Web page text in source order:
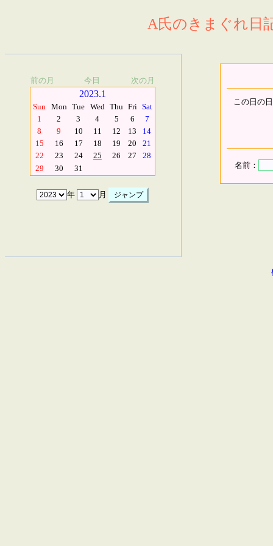
A氏のきまぐれ日
前の月 今日 次の月
2023.1
Sun Mon Tue Wed Thu Fri Sat
1
2 3 4 5 6
7
8
9 10 11 12 13
14
15
16 17 18 19 20
21
22
23 24 25 26 27
28
29
30 31
年 月
この日の
名前：